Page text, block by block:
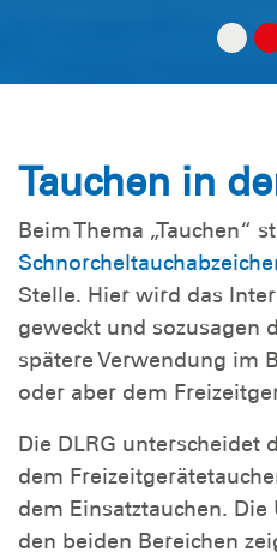
Tauchen in
Beim Thema „Tauchen“
Stelle. Hier wird das
geweckt und sozusagen
spätere Verwendung im
oder aber dem
Die DLRG unterscheidet
dem
dem Einsatztauchen.
den beiden Bereichen